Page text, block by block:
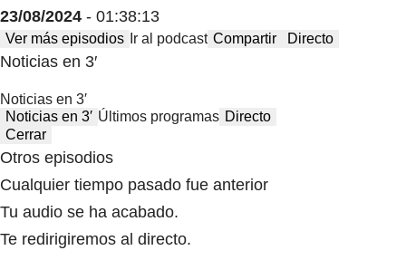
23/08/2024 - 01:38:13
Ver más episodios Ir al podcast Compartir Directo
Noticias en 3′
Noticias en 3′
Noticias en 3′ Últimos programas Directo
Cerrar
Otros episodios
Cualquier tiempo pasado fue anterior
Tu audio se ha acabado.
Te redirigiremos al directo.